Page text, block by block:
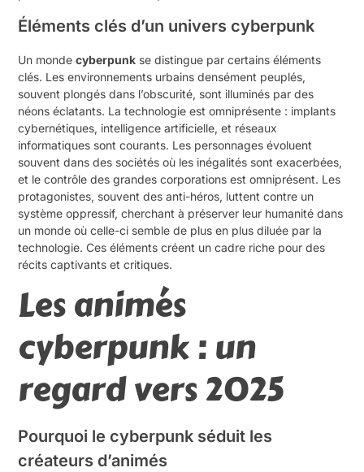
Éléments clés d’un univers cyberpunk
Un mondecyberpunk se distingue par certains éléments
clés. Les environnements urbains densément peuplés,
souvent plongés dans l’obscurité, sont illuminés par des
néons éclatants. La technologie est omniprésente : implants
cybernétiques, intelligence artificielle, et réseaux
informatiques sont courants. Les personnages évoluent
souvent dans des sociétés où les inégalités sont exacerbées,
et le contrôle des grandes corporations est omniprésent. Les
protagonistes, souvent des anti-héros, luttent contre un
système oppressif, cherchant à préserver leur humanité dans
un monde où celle-ci semble de plus en plus diluée par la
technologie. Ces éléments créent un cadre riche pour des
récits captivants et critiques.
Les animés
cyberpunk : un
regard vers 2025
Pourquoi le cyberpunk séduit les
créateurs d’animés